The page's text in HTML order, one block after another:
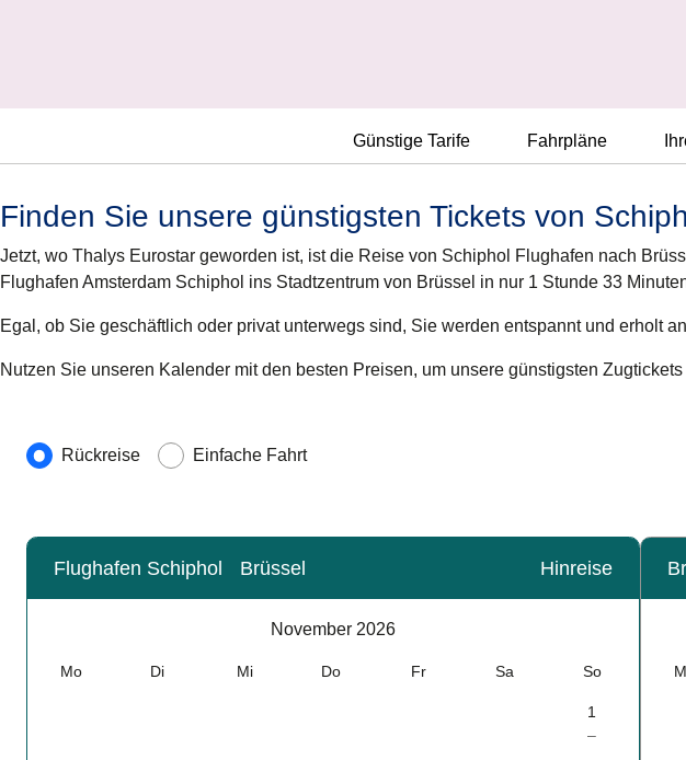
Günstige Tarife Fahrpläne
Finden Sie unsere günstigsten Tickets von
Jetzt, wo Thalys Eurostar geworden ist, ist die Reise von Schiphol Flughafen nach
Flughafen Amsterdam Schiphol ins Stadtzentrum von Brüssel in nur 1 Stunde 33
Egal, ob Sie geschäftlich oder privat unterwegs sind, Sie werden entspannt und erholt
Nutzen Sie unseren Kalender mit den besten Preisen, um unsere günstigsten
Art der Reise
Rückreise Einfache Fahrt
Kalender-
Flughafen Schiphol Brüssel Hinreise
November 2026
Mo Di Mi Do Fr Sa So
1
–